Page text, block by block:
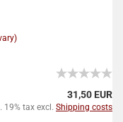
31,50 EUR
19% tax excl. Shipping costs